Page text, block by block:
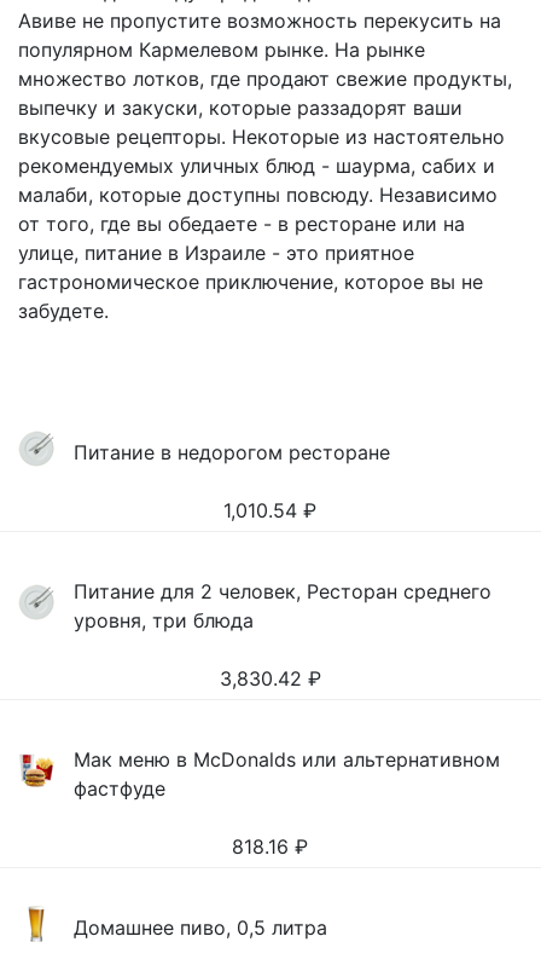
Авиве не пропустите возможность перекусить на
популярном Кармелевом рынке. На рынке
множество лотков, где продают свежие продукты,
выпечку и закуски, которые раззадорят ваши
вкусовые рецепторы. Некоторые из настоятельно
рекомендуемых уличных блюд - шаурма, сабих и
малаби, которые доступны повсюду. Независимо
от того, где вы обедаете - в ресторане или на
улице, питание в Израиле - это приятное
гастрономическое приключение, которое вы не
забудете.
Питание в недорогом ресторане
1,010.54 ₽
Питание для 2 человек, Ресторан среднего
уровня, три блюда
3,830.42 ₽
Мак меню в McDonalds или альтернативном
фастфуде
818.16 ₽
Домашнее пиво, 0,5 литра